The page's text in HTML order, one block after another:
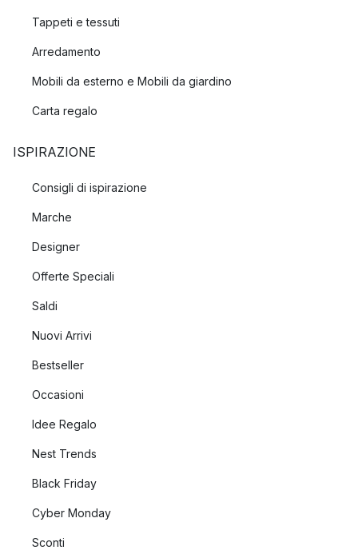
Tappeti e tessuti
Arredamento
Mobili da esterno e Mobili da giardino
Carta regalo
ISPIRAZIONE
Consigli di ispirazione
Marche
Designer
Offerte Speciali
Saldi
Nuovi Arrivi
Bestseller
Occasioni
Idee Regalo
Nest Trends
Black Friday
Cyber Monday
Sconti